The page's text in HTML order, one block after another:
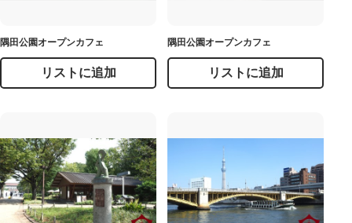
隅田公園オープンカフェ
リストに追加
隅田公園オープンカフェ
リストに追加